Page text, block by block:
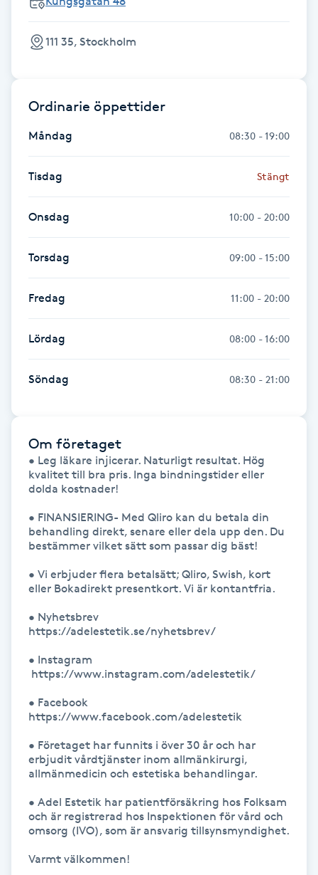
Gua Sha-massage
Headspa
Huduppstramning
Hudvård
Hyaluronsyra
Hyperhidros
Hårförlängning
Hårvård
Hälsa
111 35, Stockholm
Ordinarie öppettider
Måndag 08:30 - 19:00
Tisdag Stängt
Onsdag 10:00 - 20:00
Torsdag 09:00 - 15:00
Fredag 11:00 - 20:00
Lördag 08:00 - 16:00
Söndag 08:30 - 21:00
Om företaget
• Leg läkare injicerar. Naturligt resultat. Hög
kvalitet till bra pris. Inga bindningstider eller
dolda kostnader!
• FINANSIERING- Med Qliro kan du betala din
behandling direkt, senare eller dela upp den. Du
bestämmer vilket sätt som passar dig bäst!
• Vi erbjuder flera betalsätt; Qliro, Swish, kort
eller Bokadirekt presentkort. Vi är kontantfria.
• Nyhetsbrev
https://adelestetik.se/nyhetsbrev/
• Instagram
• Facebook
https://www.facebook.com/adelestetik
• Företaget har funnits i över 30 år och har
erbjudit vårdtjänster inom allmänkirurgi,
allmänmedicin och estetiska behandlingar.
• Adel Estetik har patientförsäkring hos Folksam
och är registrerad hos Inspektionen för vård och
omsorg (IVO), som är ansvarig tillsynsmyndighet.